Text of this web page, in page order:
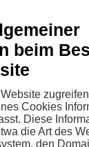
beim
Cookies
Diese
die Art des
den